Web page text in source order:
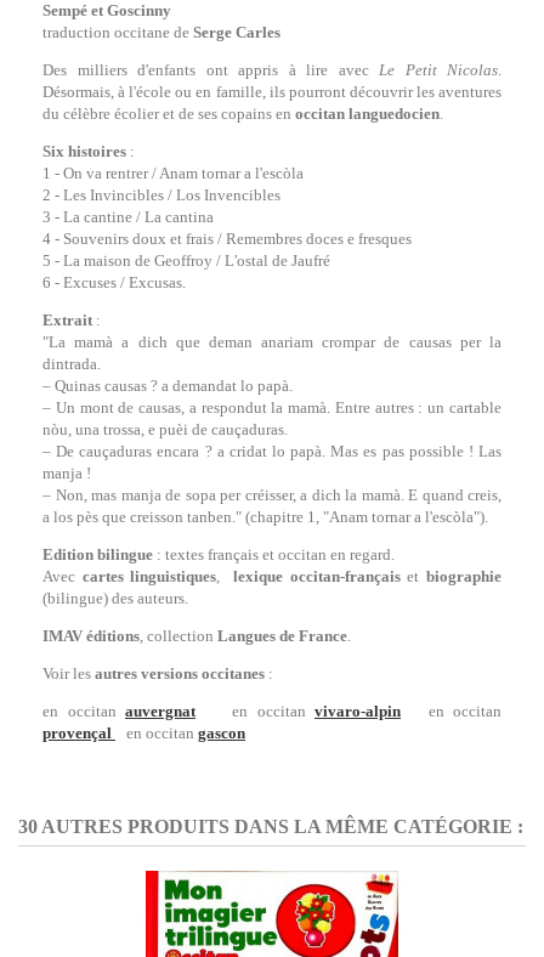
Sempé et Goscinny
traduction occitane de Serge Carles
Des milliers d'enfants ont appris à lire avec Le Petit Nicolas.
Désormais, à l'école ou en famille, ils pourront découvrir les aventures
du célèbre écolier et de ses copains en occitan languedocien.
Six histoires :
1 - On va rentrer / Anam tornar a l'escòla
2 - Les Invincibles / Los Invencibles
3 - La cantine / La cantina
4 - Souvenirs doux et frais / Remembres doces e fresques
5 - La maison de Geoffroy / L'ostal de Jaufré
6 - Excuses / Excusas.
Extrait :
"La mamà a dich que deman anariam crompar de causas per la
dintrada.
– Quinas causas ? a demandat lo papà.
– Un mont de causas, a respondut la mamà. Entre autres : un cartable
nòu, una trossa, e puèi de cauçaduras.
– De cauçaduras encara ? a cridat lo papà. Mas es pas possible ! Las
manja !
– Non, mas manja de sopa per créisser, a dich la mamà. E quand creis,
a los pès que creisson tanben." (chapitre 1, "Anam tornar a l'escòla").
Edition bilingue : textes français et occitan en regard.
Avec cartes linguistiques,lexique occitan-françaisetbiographie
(bilingue) des auteurs.
IMAV éditions, collection Langues de France.
Voir les autres versions occitanes :
en occitan auvergnaten occitan vivaro-alpin en occitan
provençal
en occitan gascon
30 AUTRES PRODUITS DANS LA MÊME CATÉGORIE :